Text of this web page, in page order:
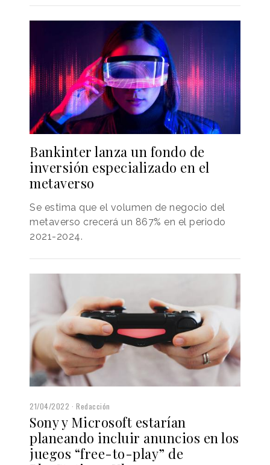
Bankinter lanza un fondo de
inversión especializado en el
metaverso
Se estima que el volumen de negocio del
metaverso crecerá un 867% en el periodo
2021-2024.
21/04/2022 Redacción
Sony y Microsoft estarían
planeando incluir anuncios en los
juegos “free-to-play” de